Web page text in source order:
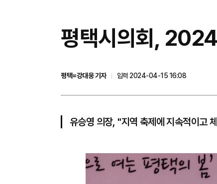
평택시의회,
평택=강대웅 기자
입력 2024-04-15 16:08
유승영 의장, "지역 축제에 지속적이고